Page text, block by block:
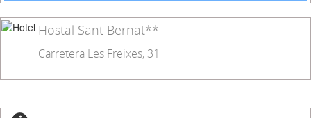
Hostal Sant Bernat**
Carretera Les Freixes, 31